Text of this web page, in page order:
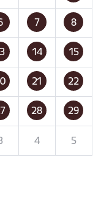
7 8
14 15
21 22
28 29
4 5